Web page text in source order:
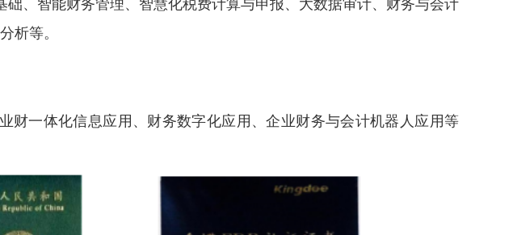
、智能财务管理、智慧化税费计算与申报、大数据审计、财务与会计
析等。
财一体化信息应用、财务数字化应用、企业财务与会计机器人应用等